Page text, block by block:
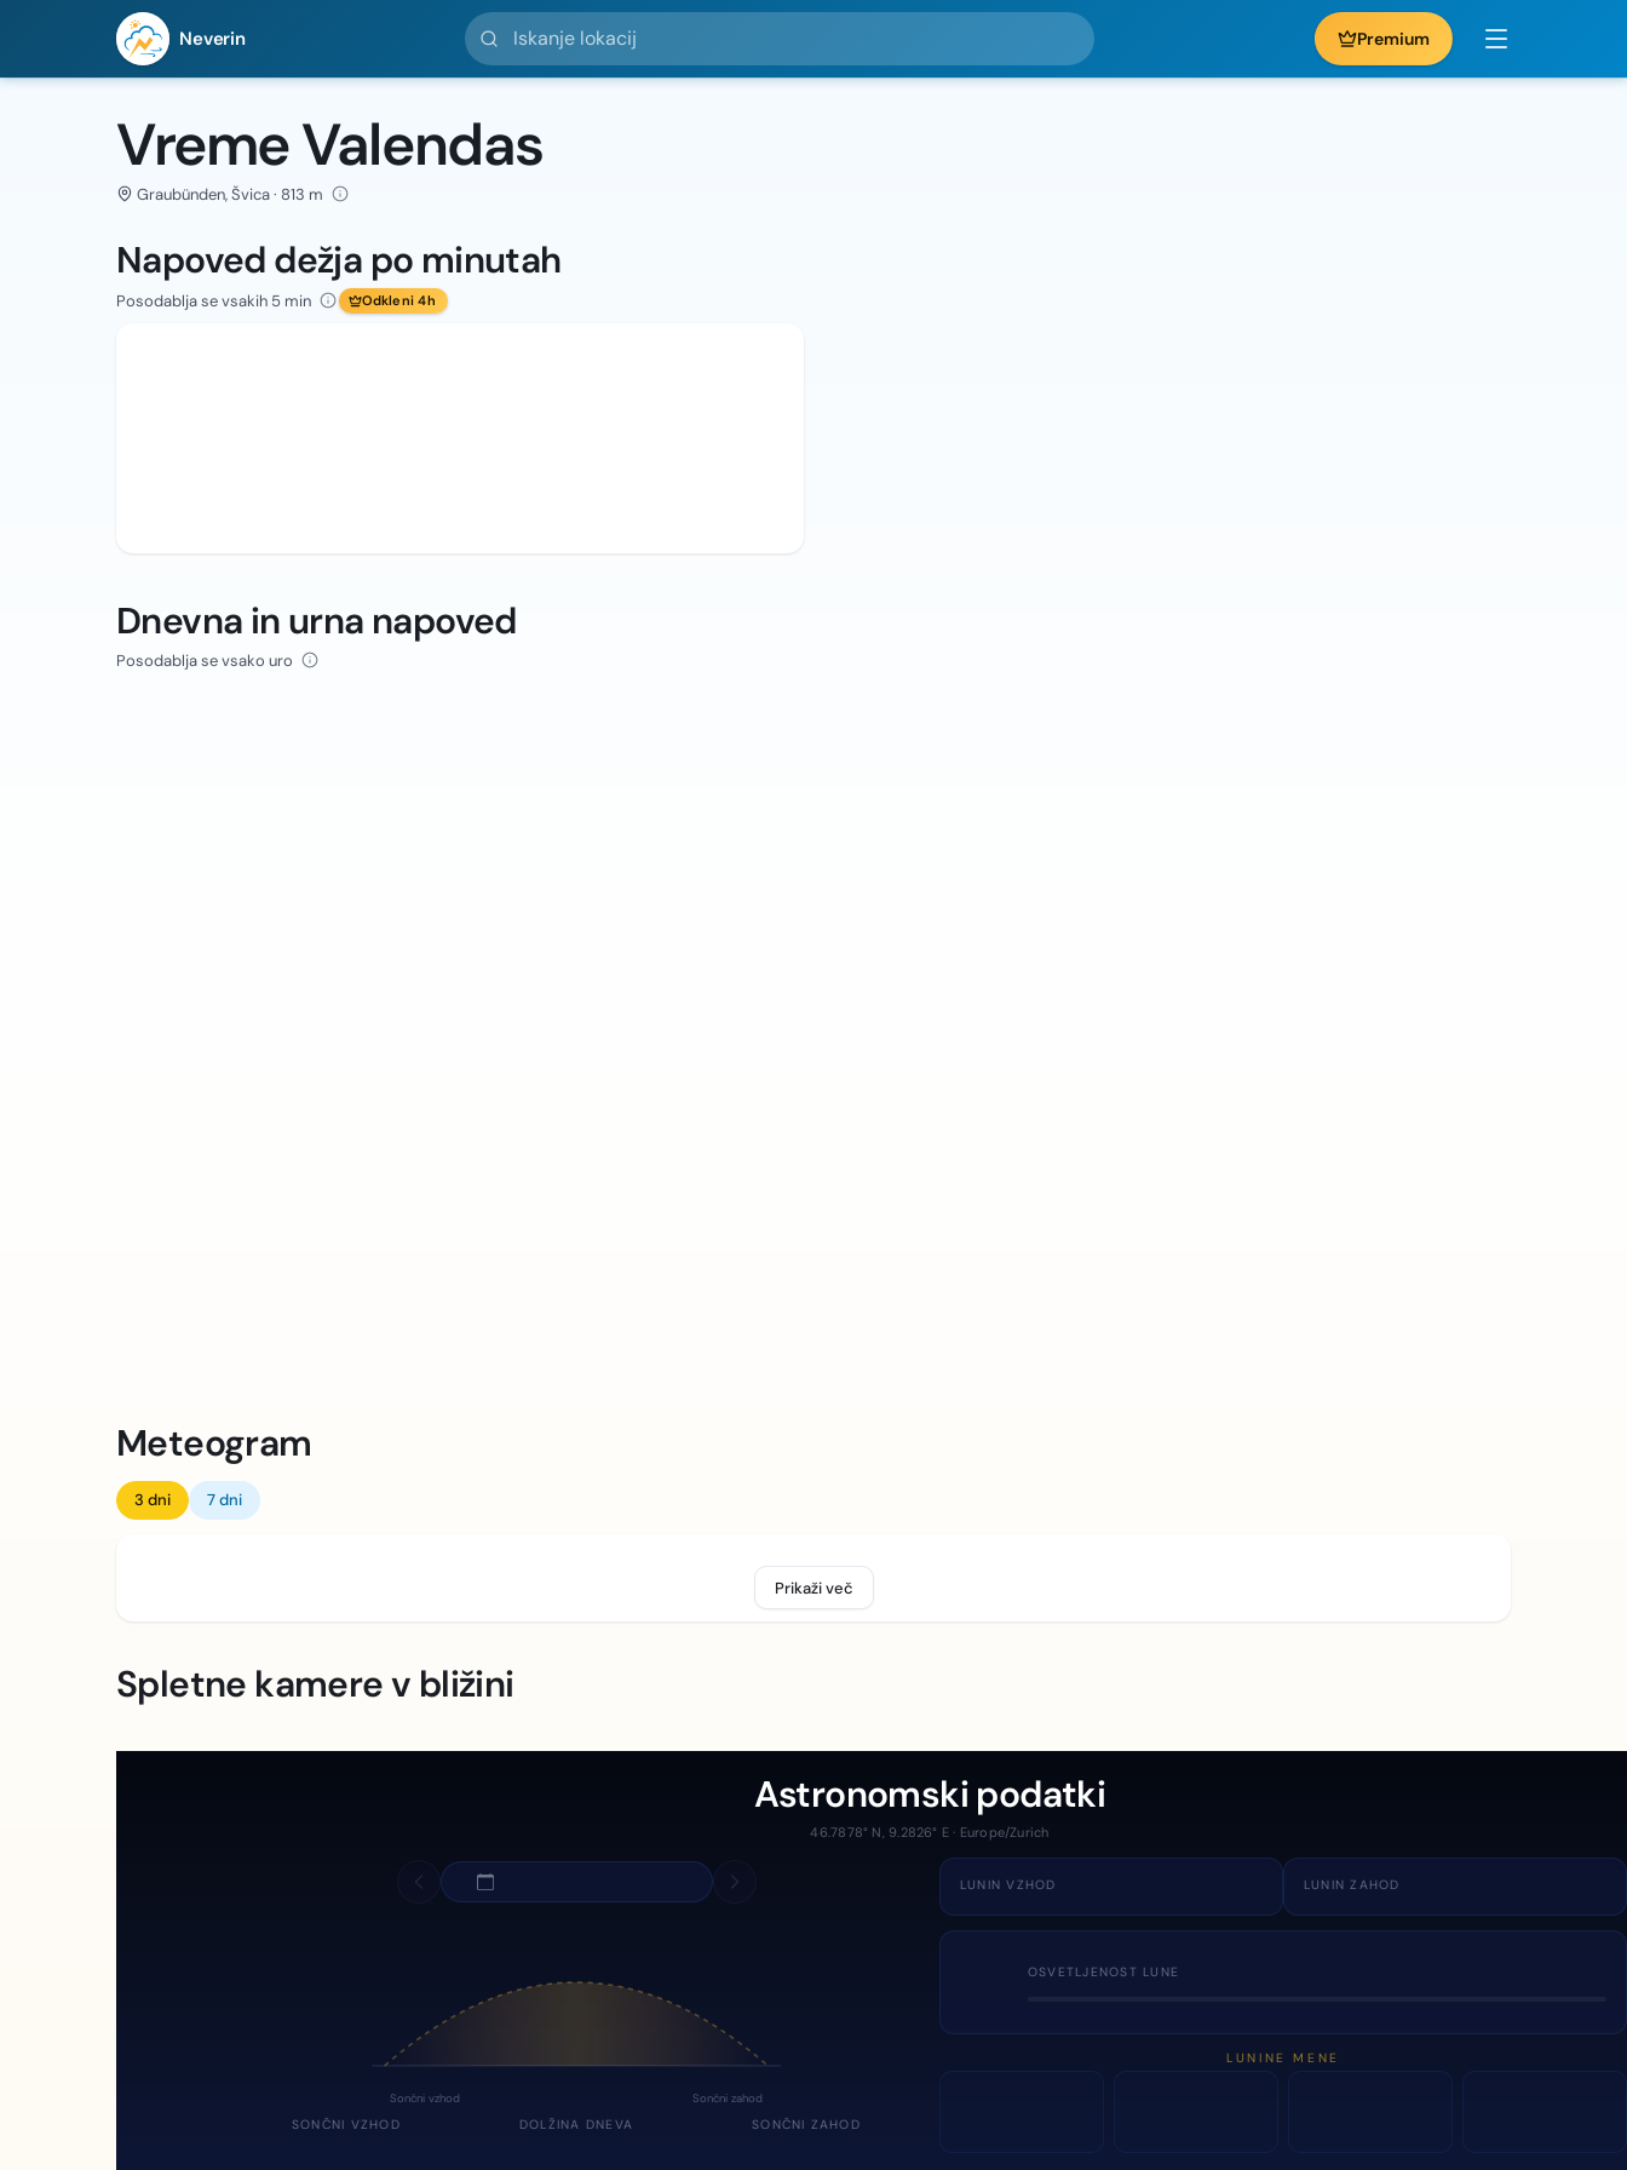
Neverin
Iskanje lokacij
Premium
Vreme Valendas
Graubünden, Švica · 813 m
Napoved dežja po minutah
Posodablja se vsakih 5 min Odkleni 4h
Dnevna in urna napoved
Posodablja se vsako uro
Meteogram
3 dni 7 dni
Prikaži več
Spletne kamere v bližini
Astronomski podatki
46.7878° N, 9.2826° E · Europe/Zurich
Sončni vzhod Sončni zahod
SONČNI VZHOD DOLŽINA DNEVA SONČNI ZAHOD
LUNIN VZHOD LUNIN ZAHOD
OSVETLJENOST LUNE
LUNINE MENE